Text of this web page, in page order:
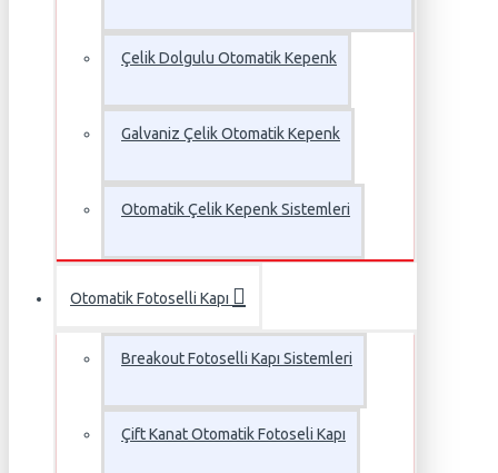
Çelik Dolgulu Otomatik Kepenk
Galvaniz Çelik Otomatik Kepenk
Otomatik Çelik Kepenk Sistemleri
Otomatik Fotoselli Kapı
Breakout Fotoselli Kapı Sistemleri
Çift Kanat Otomatik Fotoseli Kapı